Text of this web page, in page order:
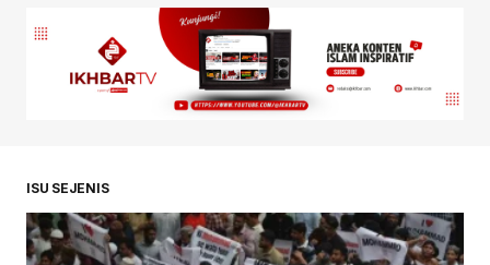
ISU SEJENIS